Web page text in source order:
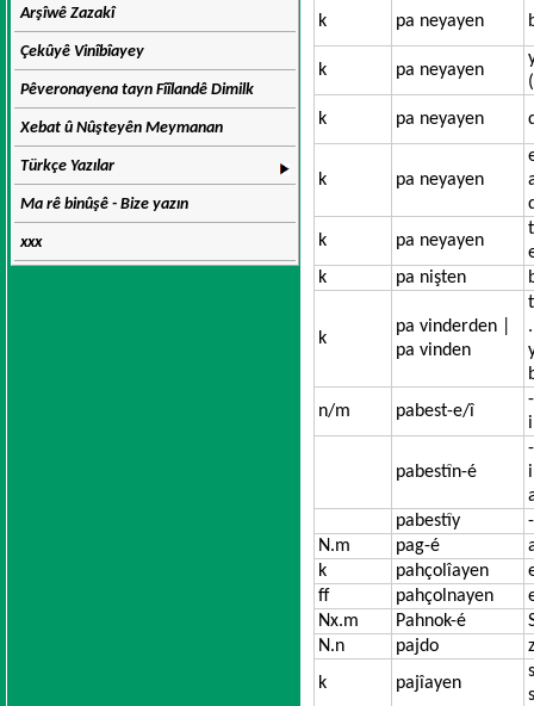
Arşîwê Zazakî
Çekûyê Vinîbîayey
Pêveronayena tayn Fîîlandê Dimilk
Xebat û Nûşteyên Meymanan
Türkçe Yazılar
Ma rê binûşê - Bize yazın
xxx
k
pa neyayen
k pa neyayen
k
pa neyayen
k pa neyayen
k
pa neyayen
k
pa nişten
k
pa vinderden |
pa vinden
n/m
pabest-e/î
pabestîn-é
pabestîy
N.m
pag-é
k
pahçolîayen
ff
pahçolnayen
Nx.m
Pahnok-é
N.n
pajdo
k
pajîayen